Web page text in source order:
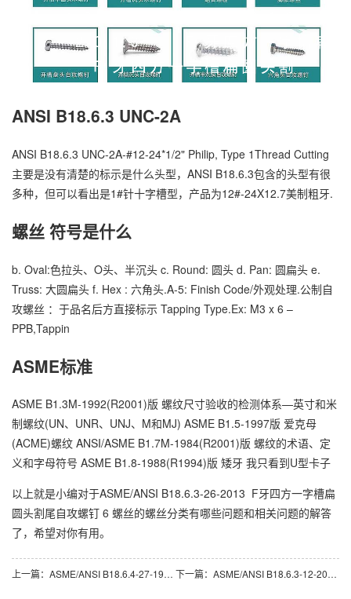
ANSI B18.6.3 UNC-2A
ANSI B18.6.3 UNC-2A-#12-24*1/2" Philip, Type 1Thread Cutting
主要是没有清楚的标示是什么头型，ANSI B18.6.3包含的头型有很
多种，但可以看出是1#针十字槽型，产品为12#-24X12.7美制粗牙.
螺丝 符号是什么
b. Oval:色拉头、O头、半沉头 c. Round: 圆头 d. Pan: 圆扁头 e.
Truss: 大圆扁头 f. Hex : 六角头.A-5: Finish Code/外观处理.公制自
攻螺丝 ：于品名后方直接标示 Tapping Type.Ex: M3 x 6 –
PPB,Tappin
ASME标准
ASME B1.3M-1992(R2001)版 螺纹尺寸验收的检测体系—英寸和米
制螺纹(UN、UNR、UNJ、M和MJ) ASME B1.5-1997版 爱克母
(ACME)螺纹 ANSI/ASME B1.7M-1984(R2001)版 螺纹的术语、定
义和字母符号 ASME B1.8-1988(R1994)版 矮牙 我只看到U型卡子
以上就是小编对于ASME/ANSI B18.6.3-26-2013 F牙四方一字槽扁
圆头割尾自攻螺钉 6 螺丝的螺丝分类有哪些问题和相关问题的解答
了，希望对你有用。
上一篇： ASME/ANSI B18.6.4-27-1998 BP牙II型80°十字槽(H型)清根半沉头自攻螺钉 7 下一篇： ASME/ANSI B18.6.3-12-2013 C牙细牙80°米字槽(Z型)清根半沉头自攻螺钉 2